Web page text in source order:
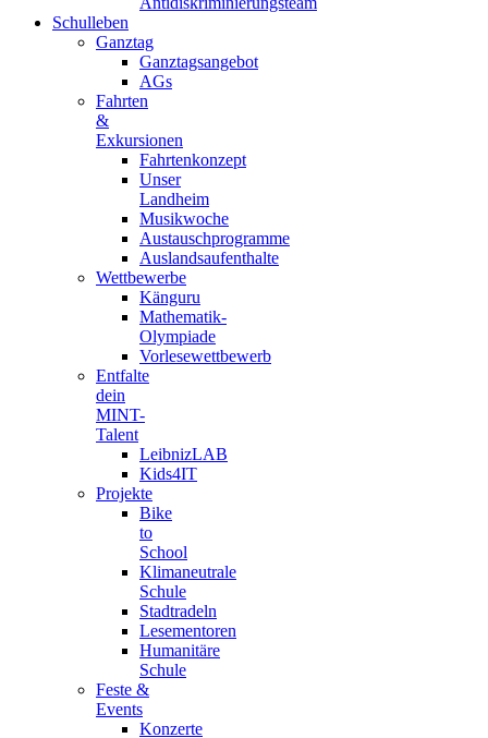
Schulleben
Ganztag
Ganztagsangebot
AGs
Fahrten
&
Exkursionen
Fahrtenkonzept
Unser
Landheim
Musikwoche
Austauschprogramme
Auslandsaufenthalte
Wettbewerbe
Känguru
Mathematik-
Olympiade
Vorlesewettbewerb
Entfalte
dein
MINT-
Talent
LeibnizLAB
Kids4IT
Projekte
Bike
to
School
Klimaneutrale
Schule
Stadtradeln
Lesementoren
Humanitäre
Schule
Feste &
Events
Konzerte